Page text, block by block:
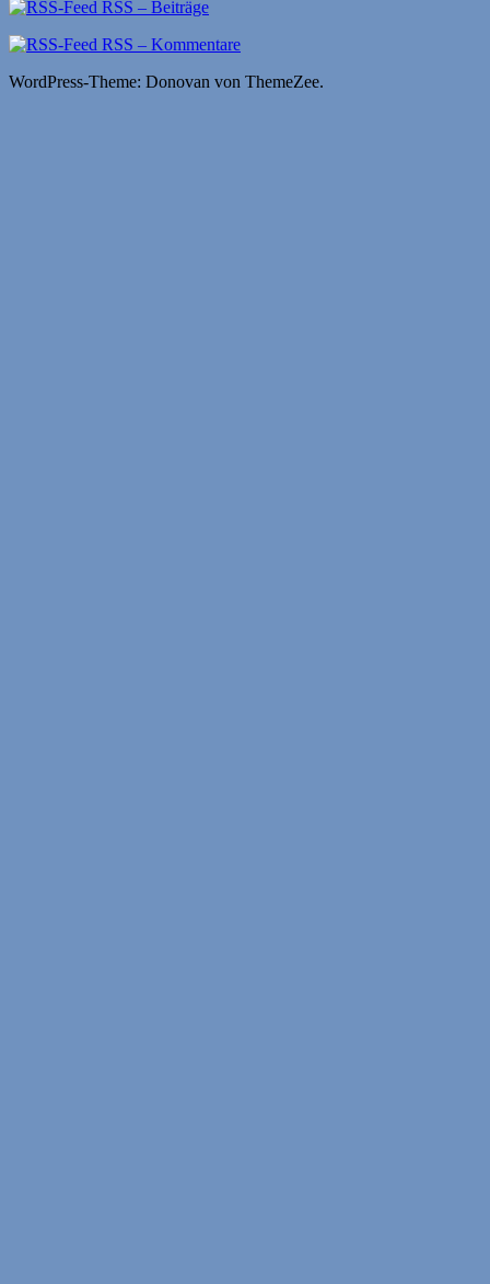
RSS – Beiträge
RSS – Kommentare
WordPress-Theme: Donovan von ThemeZee.